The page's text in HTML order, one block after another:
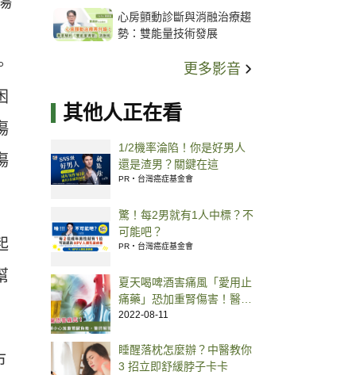
解析支架種類、風險與選擇
關鍵
心房顫動診斷與消融治療趨
勢：雙能量技術發展
更多影音
其他人正在看
1/2機率淪陷！你是好男人
還是渣男？關鍵在這
PR・台灣癌症基金會
驚！每2男就有1人中標？不
可能吧？
PR・台灣癌症基金會
夏天喝啤酒害痛風「愛用止
痛藥」恐加重腎傷害！醫師
3大QA解答
2022-08-11
睡醒落枕怎麼辦？中醫教你
3 招立即舒緩脖子卡卡